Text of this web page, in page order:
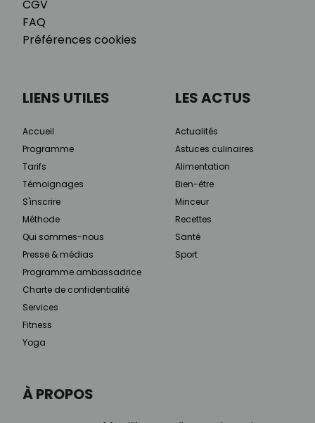
CGV
FAQ
Préférences cookies
À PROPOS
LIENS UTILES
Accueil
Programme
Tarifs
Témoignages
S'inscrire
Méthode
Qui sommes-nous
Presse & médias
Programme ambassadrice
Charte de confidentialité
Services
Fitness
Yoga
LES ACTUS
Actualités
Astuces culinaires
Alimentation
Bien-être
Minceur
Recettes
Santé
Sport